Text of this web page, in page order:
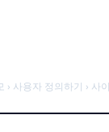
› 사용자 정의하기 › 사